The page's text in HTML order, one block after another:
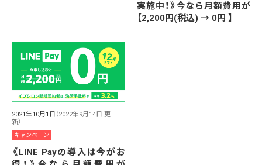
実施中！》今なら月額費用が
【2,200円(税込) → 0円 】
2021年10月1日 （2022年9月14日 更
新）
キャンペーン
《LINE Payの導入は今がお